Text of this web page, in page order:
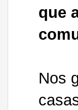
que
Nos